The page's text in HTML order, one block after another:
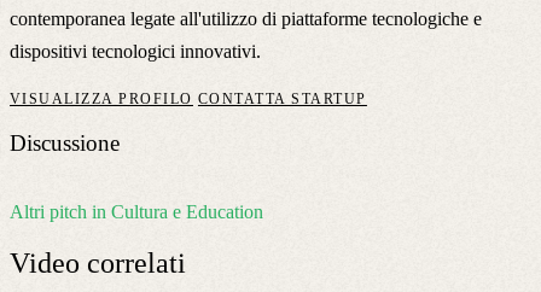
contemporanea legate all'utilizzo di piattaforme tecnologiche e
dispositivi tecnologici innovativi.
VISUALIZZA PROFILO CONTATTA STARTUP
Discussione
Altri pitch in Cultura e Education
Video correlati